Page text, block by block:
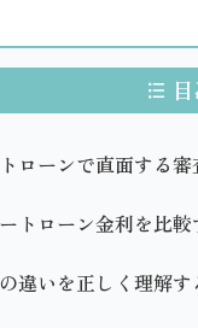
ローンで直面する審
トローン金利を比較
違いを正しく理解す